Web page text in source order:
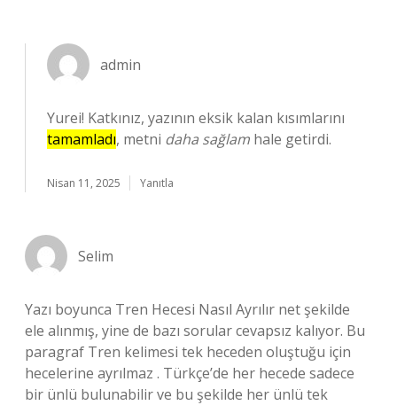
admin
Yurei! Katkınız, yazının eksik kalan kısımlarını
tamamladı, metni daha sağlam hale getirdi.
Nisan 11, 2025 Yanıtla
Selim
Yazı boyunca Tren Hecesi Nasıl Ayrılır net şekilde
ele alınmış, yine de bazı sorular cevapsız kalıyor. Bu
paragraf Tren kelimesi tek heceden oluştuğu için
hecelerine ayrılmaz . Türkçe’de her hecede sadece
bir ünlü bulunabilir ve bu şekilde her ünlü tek